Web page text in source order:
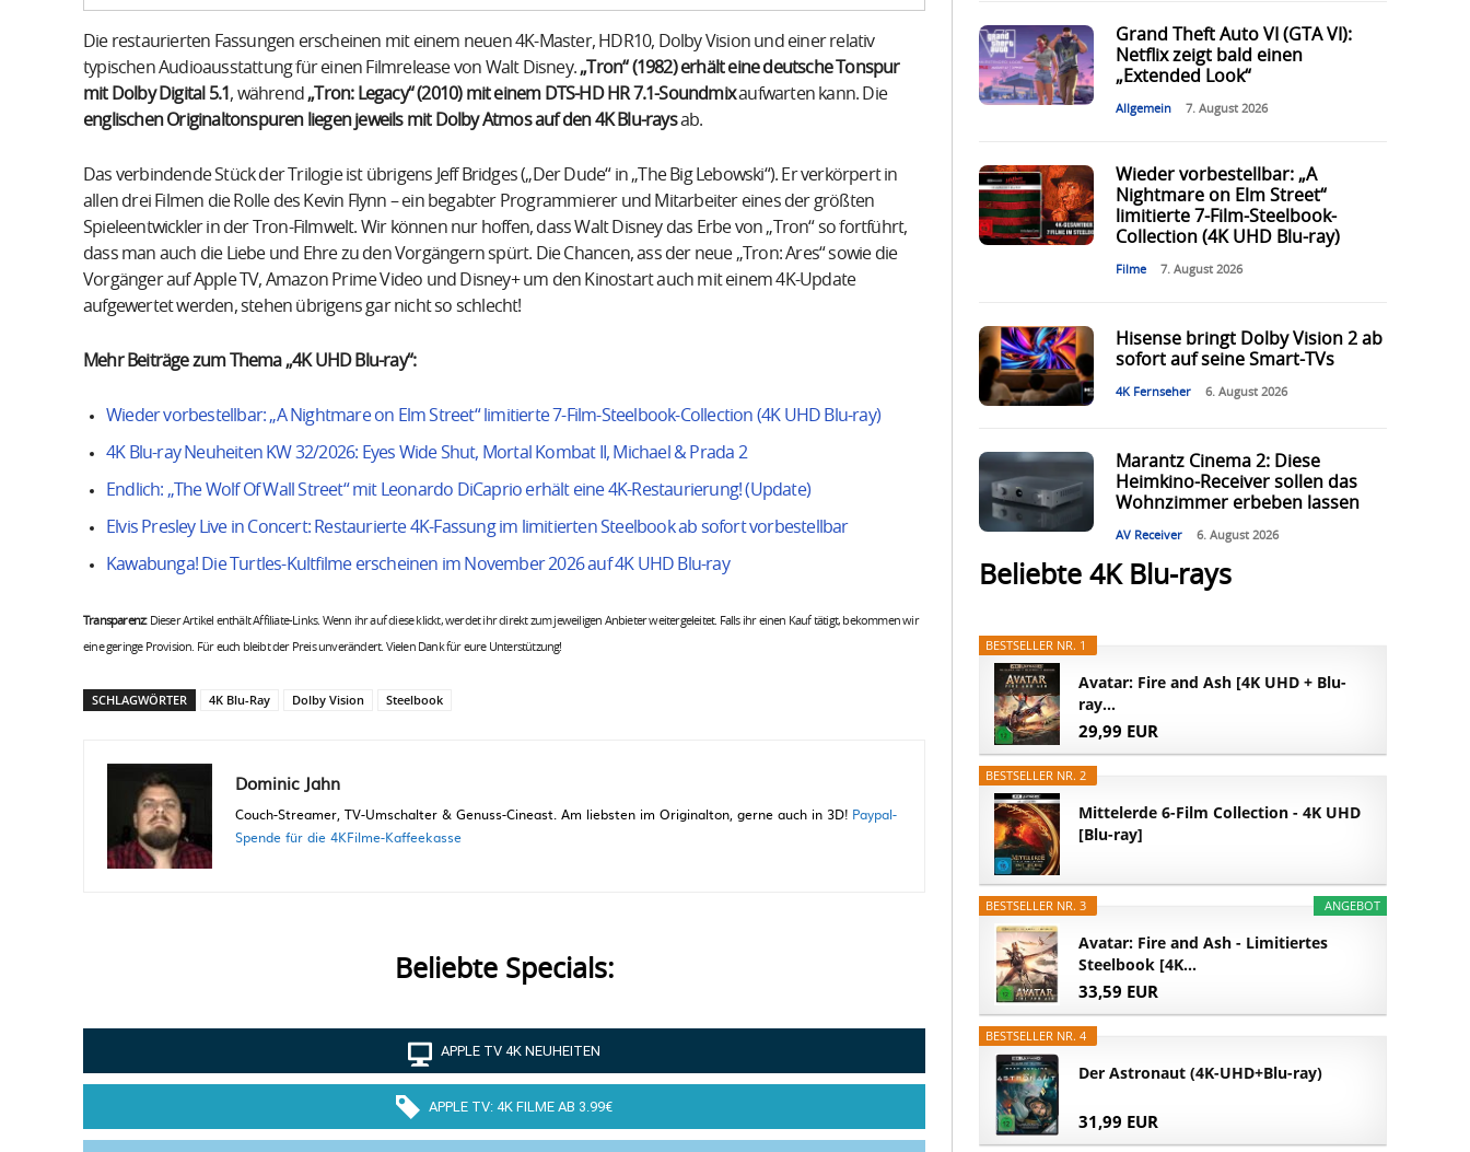
Die restaurierten Fassungen erscheinen mit einem neuen 4K-Master, HDR10, Dolby Vision und einer relativ
typischen Audioausstattung für einen Filmrelease von Walt Disney. „Tron“ (1982) erhält eine deutsche Tonspur
mit Dolby Digital 5.1 , während „Tron: Legacy“ (2010) mit einem DTS-HD HR 7.1-Soundmixaufwarten kann. Die
englischen Originaltonspuren liegen jeweils mit Dolby Atmos auf den 4K Blu-raysab.
Das verbindende Stück der Trilogie ist übrigens Jeff Bridges („Der Dude“ in „The Big Lebowski“). Er verkörpert in
allen drei Filmen die Rolle des Kevin Flynn – ein begabter Programmierer und Mitarbeiter eines der größten
Spieleentwickler in der Tron-Filmwelt. Wir können nur hoffen, dass Walt Disney das Erbe von „Tron“ so fortführt,
dass man auch die Liebe und Ehre zu den Vorgängern spürt. Die Chancen, ass der neue „Tron: Ares“ sowie die
Vorgänger auf Apple TV, Amazon Prime Video und Disney+ um den Kinostart auch mit einem 4K-Update
aufgewertet werden, stehen übrigens gar nicht so schlecht!
Mehr Beiträge zum Thema „4K UHD Blu-ray“:
Wieder vorbestellbar: „A Nightmare on Elm Street“ limitierte 7-Film-Steelbook-Collection (4K UHD Blu-ray)
4K Blu-ray Neuheiten KW 32/2026: Eyes Wide Shut, Mortal Kombat II, Michael & Prada 2
Endlich: „The Wolf Of Wall Street“ mit Leonardo DiCaprio erhält eine 4K-Restaurierung! (Update)
Elvis Presley Live in Concert: Restaurierte 4K-Fassung im limitierten Steelbook ab sofort vorbestellbar
Kawabunga! Die Turtles-Kultfilme erscheinen im November 2026 auf 4K UHD Blu-ray
Transparenz:Dieser Artikel enthält Affiliate-Links. Wenn ihr auf diese klickt, werdet ihr direkt zum jeweiligen Anbieter weitergeleitet. Falls ihr einen Kauf tätigt, bekommen wir
eine geringe Provision. Für euch bleibt der Preis unverändert. Vielen Dank für eure Unterstützung!
SCHLAGWÖRTER 4K Blu-Ray Dolby Vision Steelbook
Dominic Jahn
Couch-Streamer, TV-Umschalter & Genuss-Cineast. Am liebsten im Originalton, gerne auch in 3D! Paypal-
Spende für die 4KFilme-Kaffeekasse
Beliebte Specials:
APPLE TV 4K NEUHEITEN
APPLE TV: 4K FILME AB 3.99€
Grand Theft Auto VI (GTA VI):
Netflix zeigt bald einen
„Extended Look“
Allgemein 7. August 2026
Wieder vorbestellbar: „A
Nightmare on Elm Street“
limitierte 7-Film-Steelbook-
Collection (4K UHD Blu-ray)
Filme 7. August 2026
Hisense bringt Dolby Vision 2 ab
sofort auf seine Smart-TVs
4K Fernseher 6. August 2026
Marantz Cinema 2: Diese
Heimkino-Receiver sollen das
Wohnzimmer erbeben lassen
AV Receiver 6. August 2026
Beliebte 4K Blu-rays
BESTSELLER NR. 1
Avatar: Fire and Ash [4K UHD + Blu-
ray...
29,99 EUR
BESTSELLER NR. 2
Mittelerde 6-Film Collection - 4K UHD
[Blu-ray]
ANGEBOT
BESTSELLER NR. 3
Avatar: Fire and Ash - Limitiertes
Steelbook [4K...
33,59 EUR
BESTSELLER NR. 4
Der Astronaut (4K-UHD+Blu-ray)
31,99 EUR